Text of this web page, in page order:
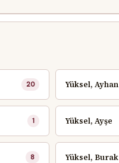
20 Yüksel, Ayhan
1 Yüksel, Ayşe
8 Yüksel, Burak